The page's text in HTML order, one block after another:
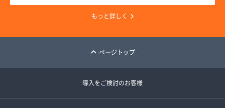
もっと詳しく
ページトップ
導入をご検討のお客様